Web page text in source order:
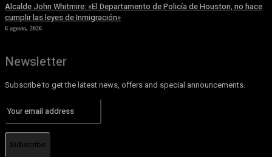
Alcalde John Whitmire: «El Departamento de Policía de Houston, no hace
cumplir las leyes de Inmigración»
6 agosto, 2026
Newsletter
Subscribe to get the latest news, offers and special announcements.
Subscribe